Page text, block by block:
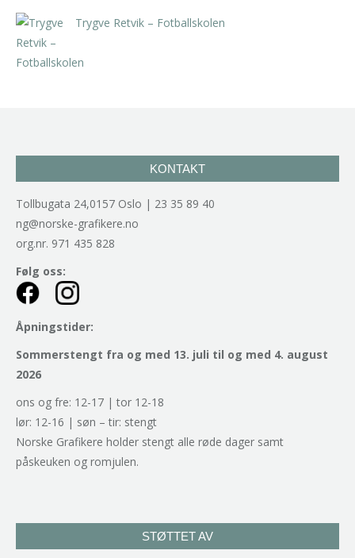
Trygve Retvik – Fotballskolen
KONTAKT
Tollbugata 24,0157 Oslo | 23 35 89 40
ng@norske-grafikere.no
org.nr. 971 435 828
Følg oss:
Åpningstider:
Sommerstengt fra og med 13. juli til og med 4. august
2026
ons og fre: 12-17 | tor 12-18
lør: 12-16 | søn – tir: stengt
Norske Grafikere holder stengt alle røde dager samt
påskeuken og romjulen.
STØTTET AV